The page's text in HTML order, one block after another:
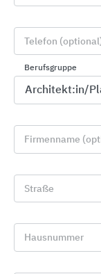
Telefon
Berufsgruppe
Firmenname
Straße
Hausnummer